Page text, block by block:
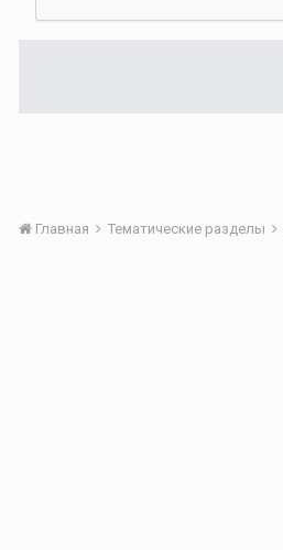
Главная Тематические разделы